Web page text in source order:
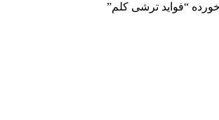
“فواید ترشی کلم”